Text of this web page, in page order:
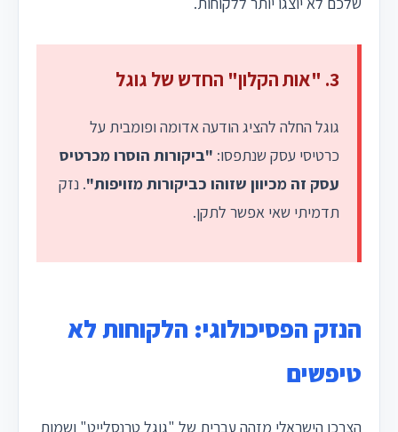
3. "אות הקלון" החדש של גוגל
גוגל החלה להציג הודעה אדומה ופומבית על
כרטיסי עסק שנתפסו: "ביקורות הוסרו מכרטיס
עסק זה מכיוון שזוהו כביקורות מזויפות". נזק
תדמיתי שאי אפשר לתקן.
הנזק הפסיכולוגי: הלקוחות לא
טיפשים
הצרכן הישראלי מזהה עברית של "גוגל טרנסלייט" ושמות